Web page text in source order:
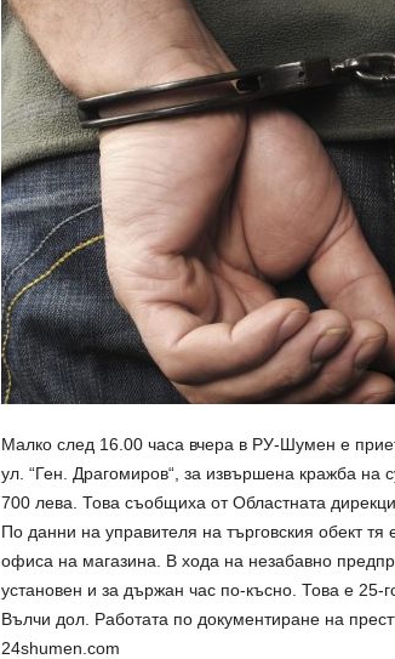
Малко след 16.00 часа вчера в РУ-Шумен е
ул. “Ген. Драгомиров“, за извършена кражба на
700 лева. Това съобщиха от Областната
По данни на управителя на търговския обект
офиса на магазина. В хода на незабавно
установен и за държан час по-късно. Това е
Вълчи дол. Работата по документиране на
24shumen.com